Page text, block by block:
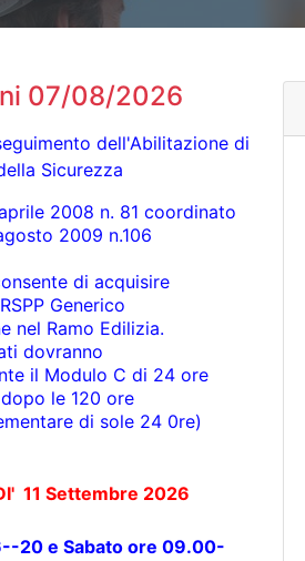
07/08/2026
dell'Abilitazione di
Sicurezza
2008 n. 81 coordinato
2009 n.106
di acquisire
RSPP Generico
nel Ramo Edilizia.
dovranno
il Modulo C di 24 ore
le 120 ore
di sole 24 0re)
11 Settembre 2026
20 e Sabato ore 09.00-